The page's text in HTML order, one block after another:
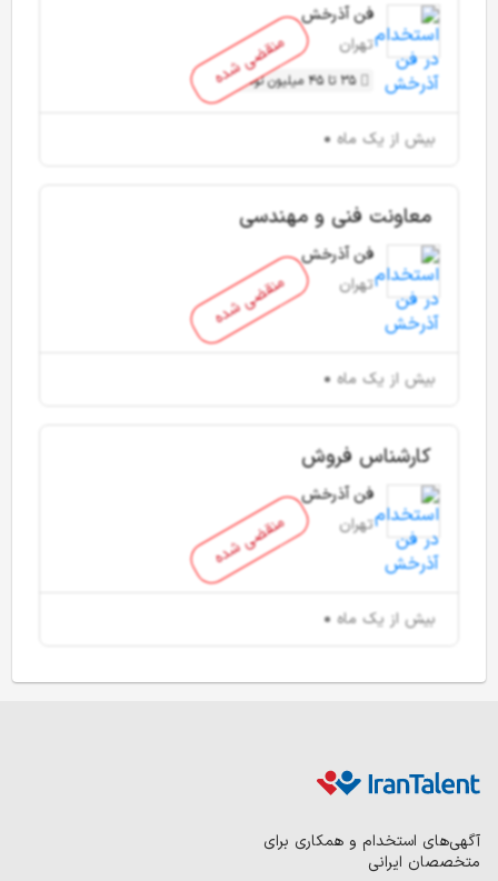
منقضی شده
فن آذرخش
تهران
35 تا 45 میلیون تومان
بیش از یک ماه
منقضی شده
معاونت فنی و مهندسی
فن آذرخش
تهران
بیش از یک ماه
منقضی شده
کارشناس فروش
فن آذرخش
تهران
بیش از یک ماه
آگهی‌های استخدام و همکاری برای
متخصصان ایرانی